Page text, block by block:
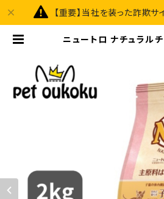
【重要】当社を装った詐欺サ
ニュートロ ナチュラル